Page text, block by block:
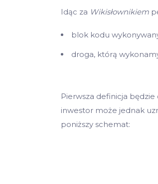
Idąc za Wikisłownikiem
blok kodu
droga, którą
Pierwsza definicja
inwestor może jednak
poniższy schemat: